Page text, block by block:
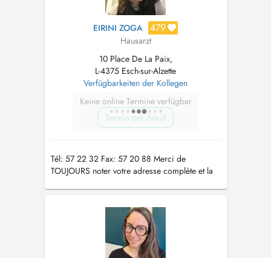
EIRINI ZOGA 479
Hausarzt
10 Place De La Paix,
L-4375 Esch-sur-Alzette
Verfügbarkeiten der Kollegen
Keine online Termine verfügbar
Termin per Anruf
Tél: 57 22 32 Fax: 57 20 88 Merci de
TOUJOURS noter votre adresse complète et la